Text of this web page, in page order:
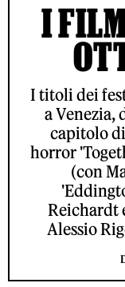
I
I titoli dei
a Venezia,
capitolo
horror
(con
Reichardt
Alessio